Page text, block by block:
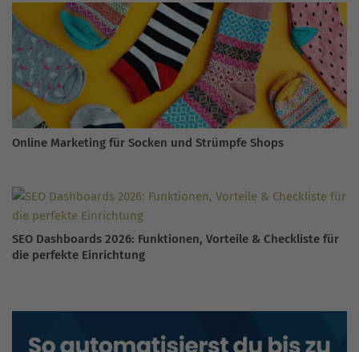
Online Marketing für Socken und Strümpfe Shops
SEO Dashboards 2026: Funktionen, Vorteile & Checkliste für
die perfekte Einrichtung